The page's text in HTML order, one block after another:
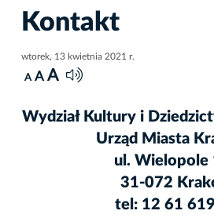
Kontakt
wtorek, 13 kwietnia 2021 r.
A A A
Wydział Kultury i
Urząd Miasta
ul. Wielopole
31-072
tel: 12 61